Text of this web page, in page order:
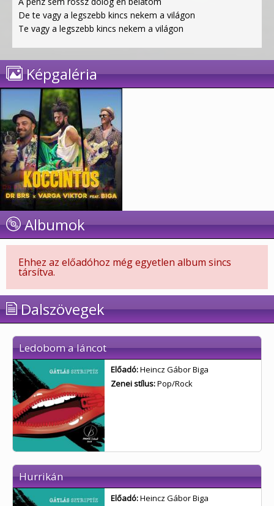
De te vagy a legszebb kincs nekem a világon
Te vagy a legszebb kincs nekem a világon
Képgaléria
Albumok
Ehhez az előadóhoz még egyetlen album sincs
társítva.
Dalszövegek
Ledobom a láncot
Előadó:Heincz Gábor Biga
Zenei stílus:Pop/Rock
Hurrikán
Előadó:Heincz Gábor Biga